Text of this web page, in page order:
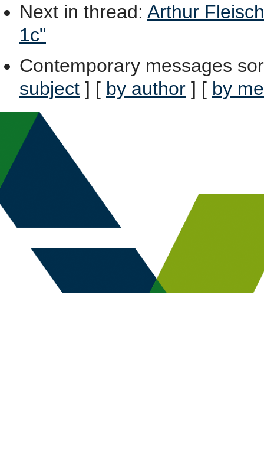
Next in thread: Arthur
1c"
Contemporary messages
subject ] [ by author ] [ by